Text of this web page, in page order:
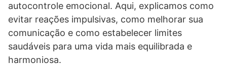
autocontrole emocional. Aqui, explicamos como
evitar reações impulsivas, como melhorar sua
comunicação e como estabelecer limites
saudáveis para uma vida mais equilibrada e
harmoniosa.